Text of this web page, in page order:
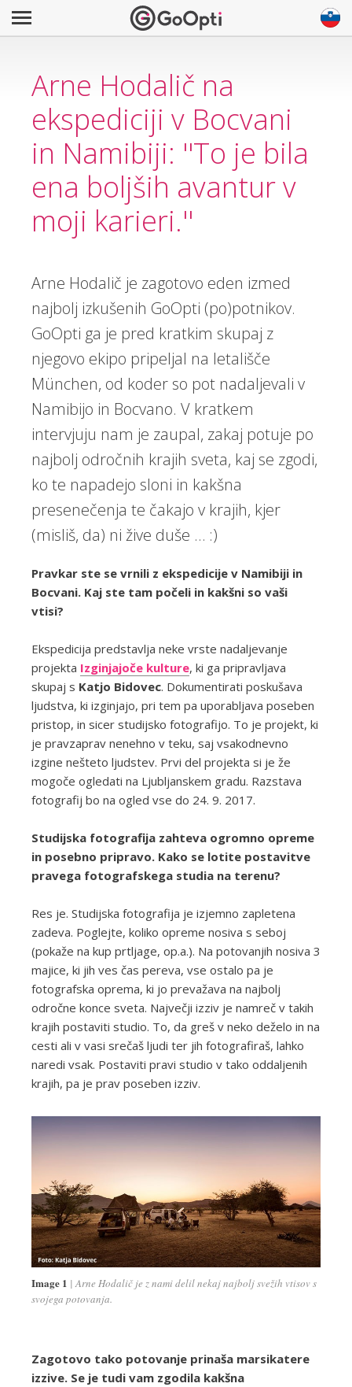
Arne Hodalič na
ekspediciji v Bocvani
in Namibiji: ''To je bila
ena boljših avantur v
moji karieri.''
Arne Hodalič je zagotovo eden izmed
najbolj izkušenih GoOpti (po)potnikov.
GoOpti ga je pred kratkim skupaj z
njegovo ekipo pripeljal na letališče
München, od koder so pot nadaljevali v
Namibijo in Bocvano. V kratkem
intervjuju nam je zaupal, zakaj potuje po
najbolj odročnih krajih sveta, kaj se zgodi,
ko te napadejo sloni in kakšna
presenečenja te čakajo v krajih, kjer
(misliš, da) ni žive duše … :)
Pravkar ste se vrnili z ekspedicije v Namibiji in
Bocvani. Kaj ste tam počeli in kakšni so vaši
vtisi?
Ekspedicija predstavlja neke vrste nadaljevanje
projekta Izginjajoče kulture, ki ga pripravljava
skupaj s Katjo Bidovec. Dokumentirati poskušava
ljudstva, ki izginjajo, pri tem pa uporabljava poseben
pristop, in sicer studijsko fotografijo. To je projekt, ki
je pravzaprav nenehno v teku, saj vsakodnevno
izgine nešteto ljudstev. Prvi del projekta si je že
mogoče ogledati na Ljubljanskem gradu. Razstava
fotografij bo na ogled vse do 24. 9. 2017.
Studijska fotografija zahteva ogromno opreme
in posebno pripravo. Kako se lotite postavitve
pravega fotografskega studia na terenu?
Res je. Studijska fotografija je izjemno zapletena
zadeva. Poglejte, koliko opreme nosiva s seboj
(pokaže na kup prtljage, op.a.). Na potovanjih nosiva 3
majice, ki jih ves čas pereva, vse ostalo pa je
fotografska oprema, ki jo prevažava na najbolj
odročne konce sveta. Največji izziv je namreč v takih
krajih postaviti studio. To, da greš v neko deželo in na
cesti ali v vasi srečaš ljudi ter jih fotografiraš, lahko
naredi vsak. Postaviti pravi studio v tako oddaljenih
krajih, pa je prav poseben izziv.
Image 1 Arne Hodalič je z nami delil nekaj najbolj svežih vtisov s
svojega potovanja.
Zagotovo tako potovanje prinaša marsikatere
izzive. Se je tudi vam zgodila kakšna